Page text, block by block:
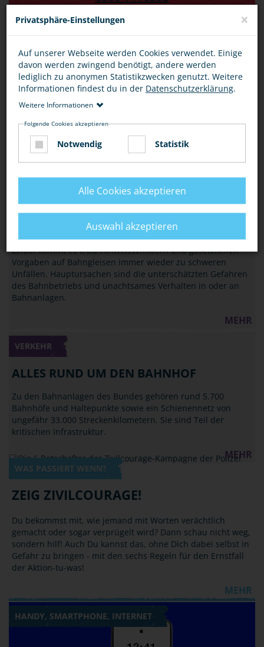
Mo-Fr 14-20 Uhr
WO GIBT'S HILFE?
DRINGEND HILFE GESUCHT?
sicher, ob Du besser bei der Polizei oder einer
Hilfsorganisation anrufen sollst? Scroll Dich hier mal durch,
da findest Du garantiert die richtigen Ansprechpartner!
MEHR
BETRETEN VON BAHNGLEISEN
Leider kommt es trotz Hinweisschildern und gesetzlichen
Vorgaben auf Bahngleisen immer wieder zu schweren
Unfällen. Hauptursachen sind die unterschätzten Gefahren
des Bahnbetriebs und unachtsames Verhalten in oder an
Bahnanlagen.
MEHR
VERKEHR
ALLES RUND UM DEN BAHNHOF
Zu den Bahnanlagen des Bundes gehören rund 5.700
Bahnhöfe und Haltepunkte sowie ein Schienennetz von
ungefähr 33.000 Streckenkilometern. Sie sind Teil der
kritischen Infrastruktur.
MEHR
WAS PASSIERT WENN?
ZEIG ZIVILCOURAGE!
Du bekommst mit, wie jemand mit Worten verächtlich
gemacht oder sogar verprügelt wird? Dann schau nicht weg,
sondern hilf! Auch Du kannst das, ohne Dich dabei selbst in
Gefahr zu bringen - mit den sechs Regeln für den Ernstfall
der Aktion-tu-was!
MEHR
HANDY, SMARTPHONE, INTERNET
Privatsphäre-Einstellungen ×
Auf unserer Webseite werden Cookies verwendet. Einige
davon werden zwingend benötigt, andere werden
lediglich zu anonymen Statistikzwecken genutzt. Weitere
Informationen findest du in der Datenschutzerklärung.
Weitere Informationen
Folgende Cookies akzeptieren
Notwendig Statistik
Alle Cookies akzeptieren
Auswahl akzeptieren